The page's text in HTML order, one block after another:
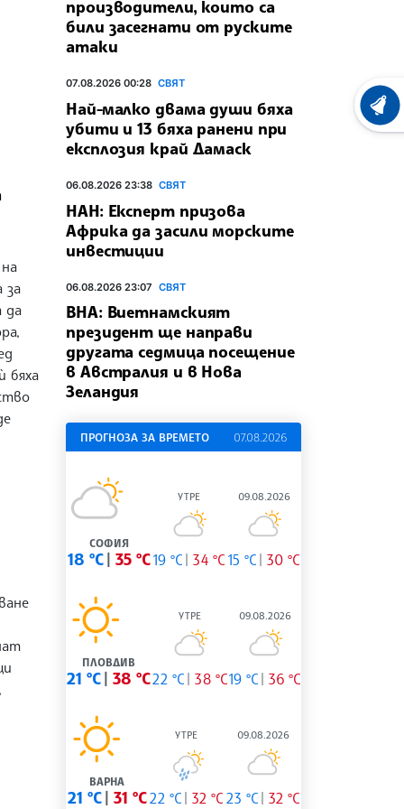
за
да
бяха
производители, които са
били засегнати от руските
атаки
07.08.2026 00:28 СВЯТ
Най-малко двама души бяха
убити и 13 бяха ранени при
експлозия край Дамаск
06.08.2026 23:38 СВЯТ
НАН: Експерт призова
Африка да засили морските
инвестиции
06.08.2026 23:07 СВЯТ
ВНА: Виетнамският
президент ще направи
другата седмица посещение
в Австралия и в Нова
Зеландия
ПРОГНОЗА ЗА ВРЕМЕТО 07.08.2026
СОФИЯ
18 °C 35 °C
УТРЕ
19 °C 34 °C
09.08.2026
15 °C 30 °C
ПЛОВДИВ
21 °C 38 °C
УТРЕ
22 °C 38 °C
09.08.2026
19 °C 36 °C
ВАРНА
21 °C 31 °C
УТРЕ
22 °C 32 °C
09.08.2026
23 °C 32 °C